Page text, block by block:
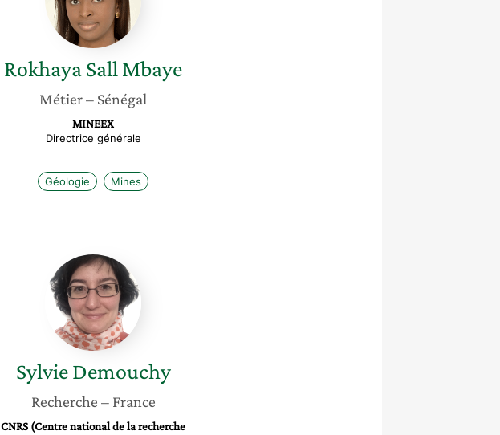
RokhayaSall Mbaye
Métier– Sénégal
MINEEX
Directrice générale
Géologie Mines
Sylvie
Demouchy
Sylvie Demouchy
Recherche – France
CNRS (Centre national de la recherche